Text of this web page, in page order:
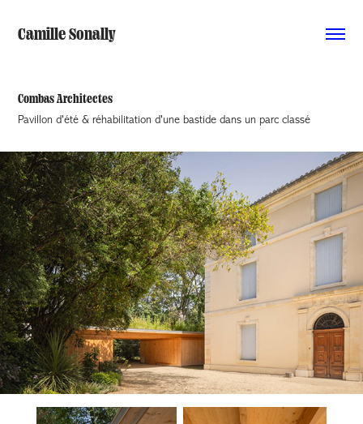
Camille Sonally
Combas Architectes
Pavillon d'été & réhabilitation d'une bastide dans un parc classé